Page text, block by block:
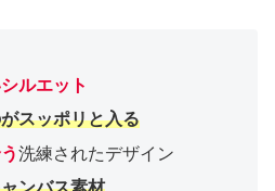
ルエット
スッポリと入る
洗練されたデザイン
ンバス素材